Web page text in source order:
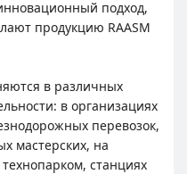
подход,
продукцию RAASM
в различных
в организациях
перевозок,
мастерских, на
станциях